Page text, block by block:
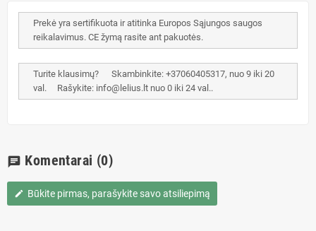
Prekė yra sertifikuota ir atitinka Europos Sąjungos saugos
reikalavimus. CE žymą rasite ant pakuotės.
Turite klausimų? Skambinkite: +37060405317, nuo 9 iki 20
val. Rašykite: info@lelius.lt nuo 0 iki 24 val..
chat Komentarai (0)
edit Būkite pirmas, parašykite savo atsiliepimą